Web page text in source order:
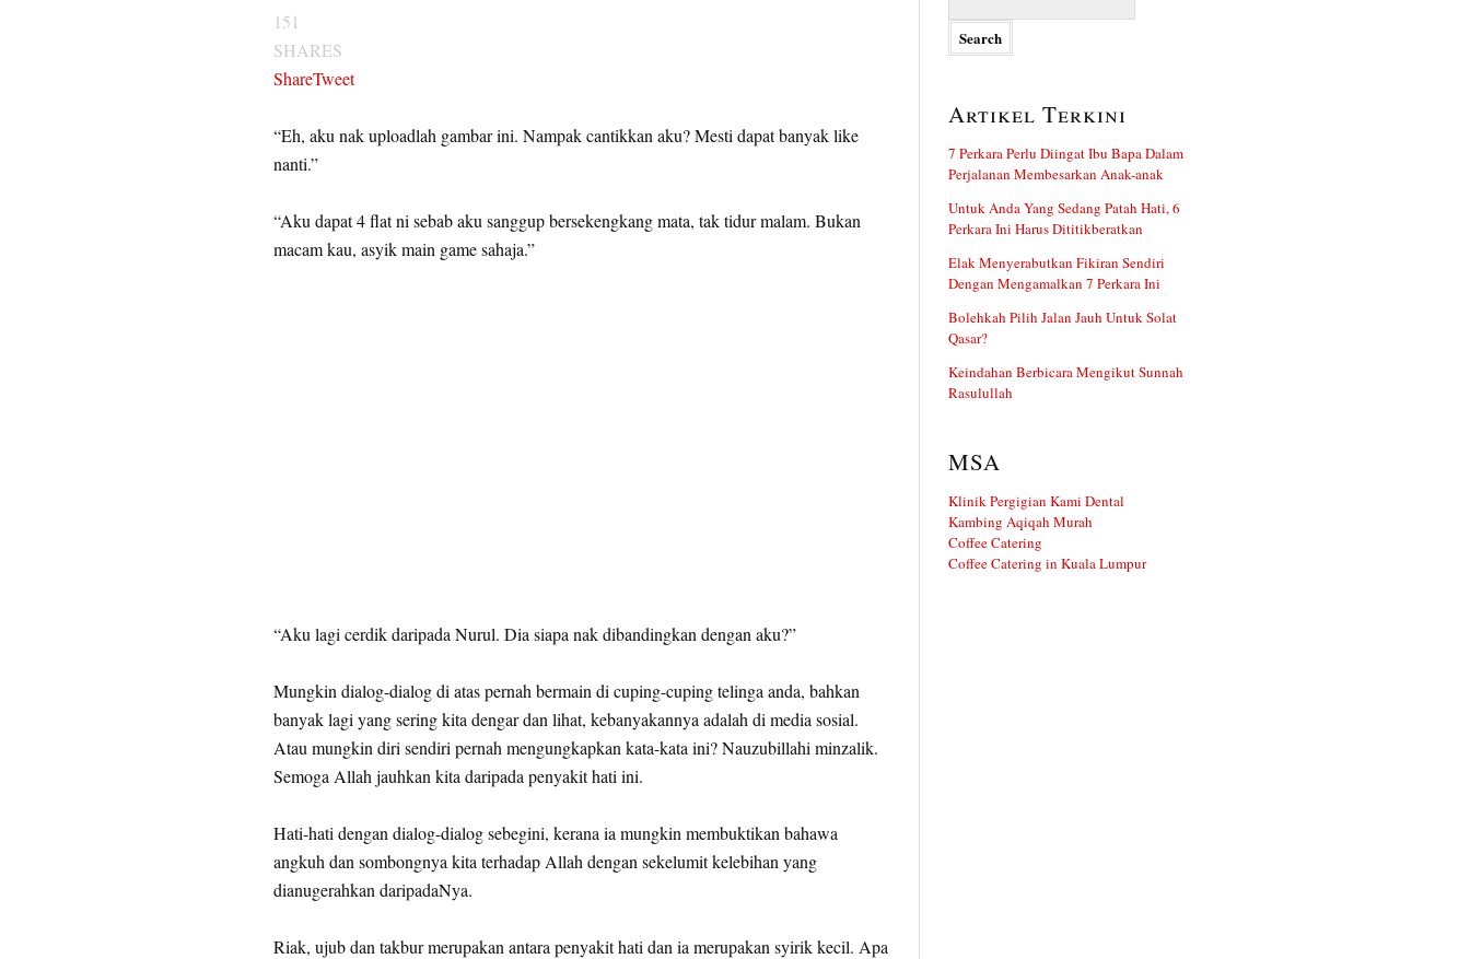
151
SHARES
ShareTweet
“Eh, aku nak uploadlah gambar ini. Nampak cantikkan aku? Mesti dapat banyak like
nanti.”
“Aku dapat 4 flat ni sebab aku sanggup bersekengkang mata, tak tidur malam. Bukan
macam kau, asyik main game sahaja.”
“Aku lagi cerdik daripada Nurul. Dia siapa nak dibandingkan dengan aku?”
Mungkin dialog-dialog di atas pernah bermain di cuping-cuping telinga anda, bahkan
banyak lagi yang sering kita dengar dan lihat, kebanyakannya adalah di media sosial.
Atau mungkin diri sendiri pernah mengungkapkan kata-kata ini? Nauzubillahi minzalik.
Semoga Allah jauhkan kita daripada penyakit hati ini.
Hati-hati dengan dialog-dialog sebegini, kerana ia mungkin membuktikan bahawa
angkuh dan sombongnya kita terhadap Allah dengan sekelumit kelebihan yang
dianugerahkan daripadaNya.
Riak, ujub dan takbur merupakan antara penyakit hati dan ia merupakan syirik kecil. Apa
Artikel Terkini
7 Perkara Perlu Diingat Ibu Bapa Dalam
Perjalanan Membesarkan Anak-anak
Untuk Anda Yang Sedang Patah Hati, 6
Perkara Ini Harus Dititikberatkan
Elak Menyerabutkan Fikiran Sendiri
Dengan Mengamalkan 7 Perkara Ini
Bolehkah Pilih Jalan Jauh Untuk Solat
Qasar?
Keindahan Berbicara Mengikut Sunnah
Rasulullah
MSA
Klinik Pergigian Kami Dental
Kambing Aqiqah Murah
Coffee Catering
Coffee Catering in Kuala Lumpur